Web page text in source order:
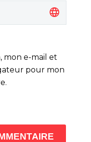
mon e-mail et
pour mon